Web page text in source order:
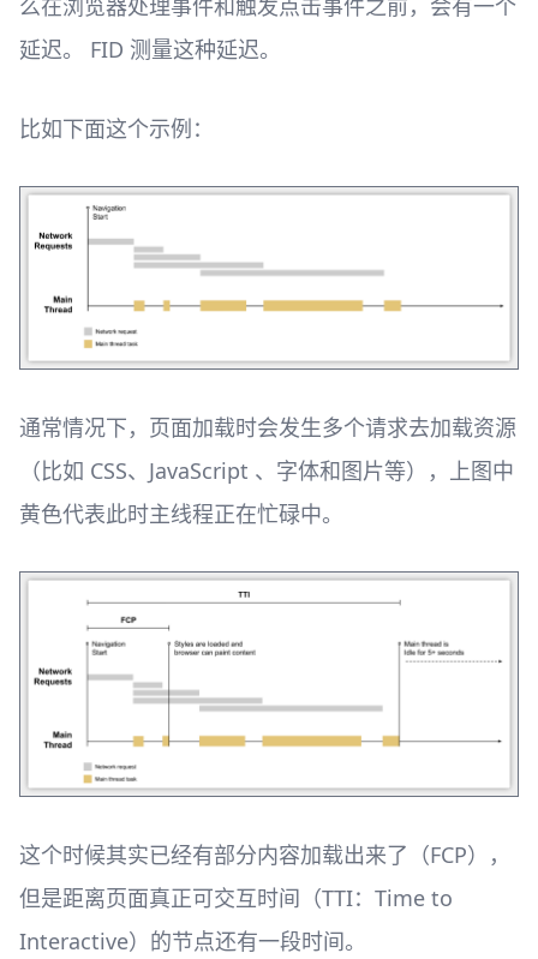
么在浏览器处理事件和触发点击事件之前，会有一个
延迟。 FID 测量这种延迟。
比如下面这个示例：
通常情况下，页面加载时会发生多个请求去加载资源
（比如 CSS、JavaScript 、字体和图片等），上图中
黄色代表此时主线程正在忙碌中。
这个时候其实已经有部分内容加载出来了（FCP），
但是距离页面真正可交互时间（TTI：Time to
Interactive）的节点还有一段时间。